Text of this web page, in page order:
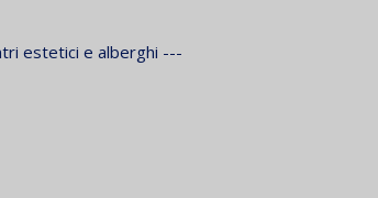
estetici e alberghi ---